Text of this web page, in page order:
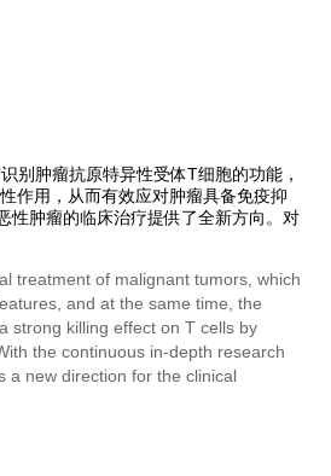
别肿瘤抗原特异性受体T细胞的功能，
作用，从而有效应对肿瘤具备免疫抑
性肿瘤的临床治疗提供了全新方向。对
treatment of malignant tumors, which
and at the same time, the
strong killing effect on T cells by
the continuous in-depth research
a new direction for the clinical